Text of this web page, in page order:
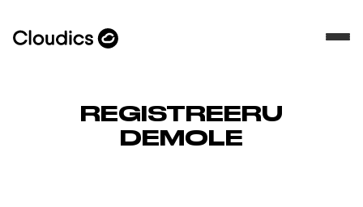
REGISTREERU
DEMOLE